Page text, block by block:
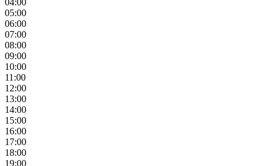
04:00
05:00
06:00
07:00
08:00
09:00
10:00
11:00
12:00
13:00
14:00
15:00
16:00
17:00
18:00
19:00